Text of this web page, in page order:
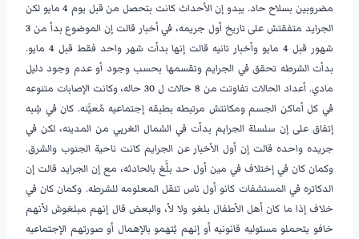
مضروبين بسلاح حاد. يبدو إن الأحداث كانت بتحصل من قبل يوم 4 مايو لكن
الجرايد متفقتش على تاريخ أول جريمه، في أخبار قالت إن الموضوع بدأ من 3
شهور قبل 4 مايو وأخبار تانيه قالت إنها بدأت شهر واحد فقط قبل 4 مايو.
بدأت الشرطه تحقق في الجرايم وتقسمها بحسب وجود أو عدم وجود دليل
مادي. أعداد الحالات تفاوتت من 8 حالات ل 30 حاله، وكانت الإصابات متنوعه
في كل أماكن الجسم ومكانتش مرتبطه بطبقه إجتماعيه مُعيَّنه. كان في شِبه
إتفاق على إن سلسلة الجرايم بدأت في الشمال الغربي من المدينه، لكن في
جريده واحده قالت إن أول الأخبار عن الجرايم كانت ناحية الجنوب والشرق.
وكمان كان في إختلاف في مين أول حد بلَّغ بالحادثه، مع إن الجرايد قالت إن
الدكاتره في المستشفات كانو أول ناس تنقل المعلومه للشرطه. وكمان كان في
خلاف إذا ما كان أهل الأطفال بلغو ولا لأ، والبعض قال إنهم مبلغوش لأنهم
خافو يتحملو مسئوليه قانونيه أو إنهم يُتهمو بالإهمال أو صورتهم الإجتماعيه